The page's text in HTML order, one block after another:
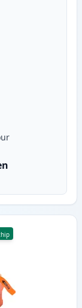
PGI-580XXL &